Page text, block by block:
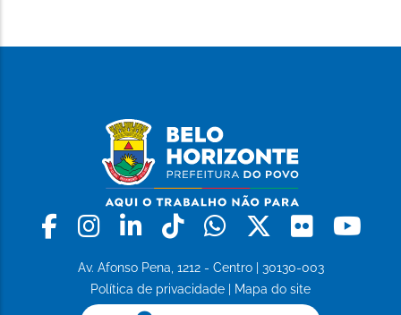
Facebook
Instagram
LinkedinTiktokWhatsapp
X Flickr
Av. Afonso Pena, 1212 - Centro | 30130-003
Política de privacidade
Mapa do site